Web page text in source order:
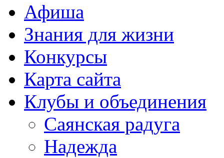
Афиша
Знания для жизни
Конкурсы
Карта сайта
Клубы и объединения
Саянская радуга
Надежда